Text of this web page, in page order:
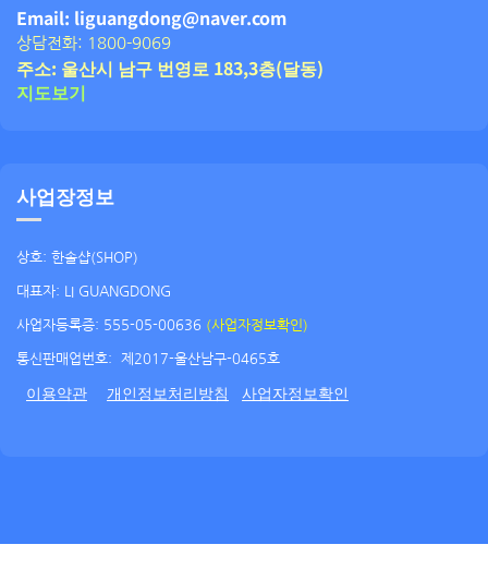
Email: liguangdong@naver.com
상담전화: 1800-9069
주소: 울산시 남구 번영로 183,3층(달동)
지도보기
사업장정보
상호: 한솔샵(SHOP)
대표자: LI GUANGDONG
사업자등록증: 555-05-00636 (사업자정보확인)
통신판매업번호: 제2017-울산남구-0465호
이용약관 개인정보처리방침 사업자정보확인